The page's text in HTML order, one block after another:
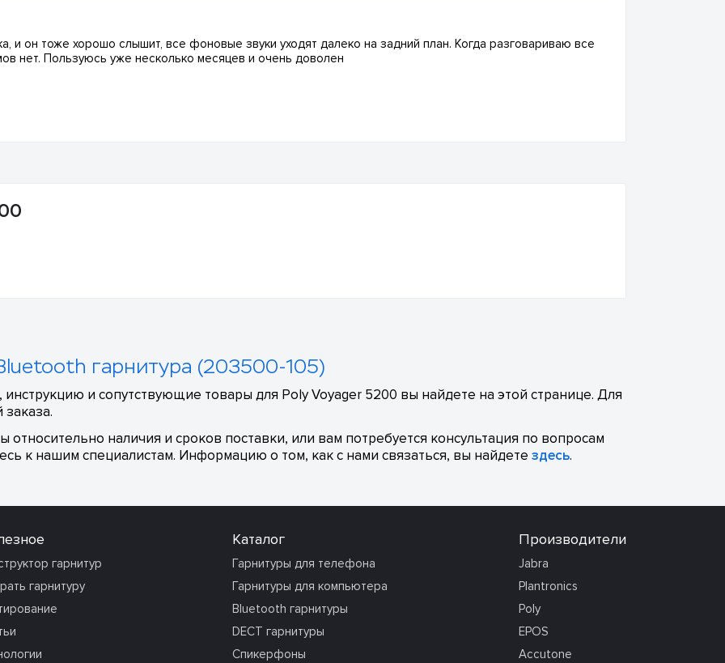
и он тоже хорошо слышит, все фоновые звуки уходят далеко на задний план. Когда разговариваю все
нет. Пользуюсь уже несколько месяцев и очень доволен
гарнитура (203500-105)
и сопутствующие товары для Poly Voyager 5200 вы найдете на этой странице. Для
относительно наличия и сроков поставки, или вам потребуется консультация по вопросам
к нашим специалистам. Информацию о том, как с нами связаться, вы найдете здесь.
гарнитур
гарнитуру
Каталог
Гарнитуры для телефона
Гарнитуры для компьютера
Bluetooth гарнитуры
DECT гарнитуры
Спикерфоны
Производители
Jabra
Plantronics
Poly
EPOS
Accutone